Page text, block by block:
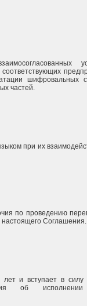
шифровальных
частей.
при их
по проведению
Соглашения.
лет и вступает в силу
об